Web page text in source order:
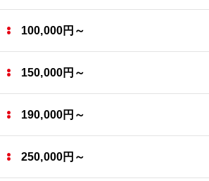
100,000円～
150,000円～
190,000円～
250,000円～